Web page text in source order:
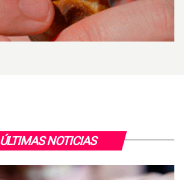
ÚLTIMAS NOTICIAS